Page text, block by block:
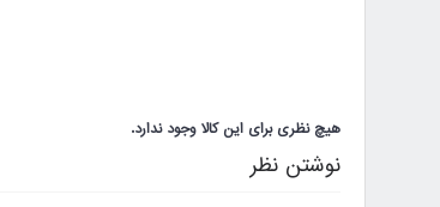
هیچ نظری برای این کالا وجود ندارد.
نوشتن نظر